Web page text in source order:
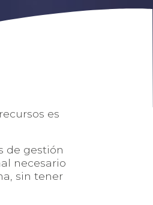
es
de gestión
necesario
sin tener